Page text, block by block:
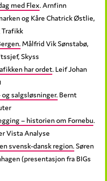
med Flex. Arnfinn
og Kåre Chatrick Østlie,
Trafikk
Målfrid Vik Sønstabø,
Skyss
har ordet. Leif Johan
salgsløsninger. Bernt
– historien om Fornebu.
Vista Analyse
svensk-dansk region.Søren
(presentasjon fra BIGs